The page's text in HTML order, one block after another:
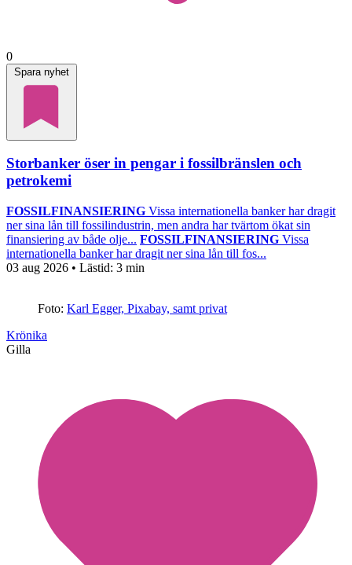
0
Spara nyhet
Storbanker öser in pengar i fossilbränslen och
petrokemi
FOSSILFINANSIERING Vissa internationella banker har dragit
ner sina lån till fossilindustrin, men andra har tvärtom ökat sin
finansiering av både olje... FOSSILFINANSIERING Vissa
internationella banker har dragit ner sina lån till fos...
03 aug 2026 • Lästid: 3 min
Foto: Karl Egger, Pixabay, samt privat
Krönika
Gilla